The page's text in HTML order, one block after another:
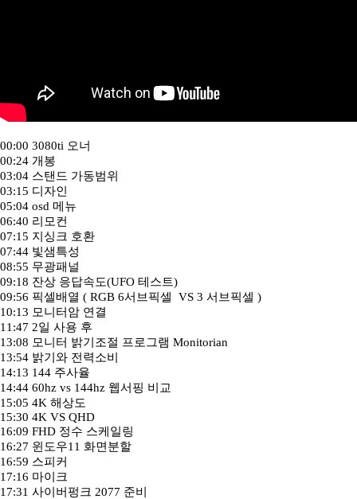
00:00 3080ti 오너
00:24 개봉
03:04 스탠드 가동범위
03:15 디자인
05:04 osd 메뉴
06:40 리모컨
07:15 지싱크 호환
07:44 빛샘특성
08:55 무광패널
09:18 잔상 응답속도(UFO 테스트)
09:56 픽셀배열 ( RGB 6서브픽셀 VS 3 서브픽셀 )
10:13 모니터암 연결
11:47 2일 사용 후
13:08 모니터 밝기조절 프로그램 Monitorian
13:54 밝기와 전력소비
14:13 144 주사율
14:44 60hz vs 144hz 웹서핑 비교
15:05 4K 해상도
15:30 4K VS QHD
16:09 FHD 정수 스케일링
16:27 윈도우11 화면분할
16:59 스피커
17:16 마이크
17:31 사이버펑크 2077 준비